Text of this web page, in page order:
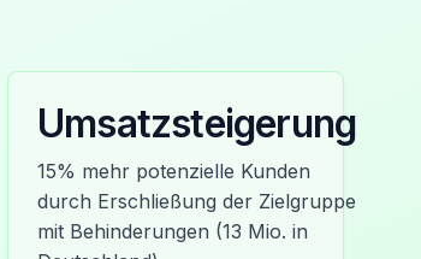
Umsatzsteigerung
15% mehr potenzielle Kunden
durch Erschließung der Zielgruppe
mit Behinderungen (13 Mio. in